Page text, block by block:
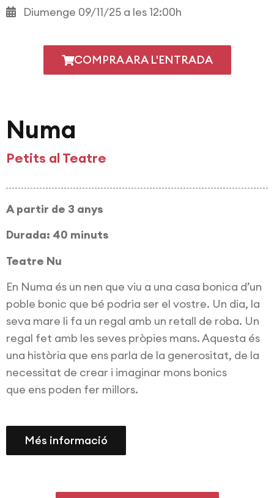
Diumenge 09/11/25 a les 12:00h
COMPRA ARA L'ENTRADA
Numa
Petits al Teatre
A partir de 3 anys
Durada: 40 minuts
Teatre Nu
En Numa és un nen que viu a una casa bonica d’un
poble bonic que bé podria ser el vostre. Un dia, la
seva mare li fa un regal amb un retall de roba. Un
regal fet amb les seves pròpies mans. Aquesta és
una història que ens parla de la generositat, de la
necessitat de crear i imaginar mons bonics
que ens poden fer millors.
Més informació